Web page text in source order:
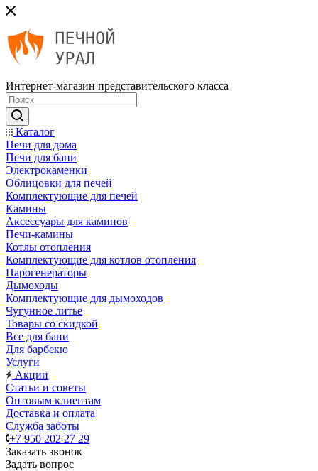
Интернет-магазин представительского класса
Каталог
Печи для дома
Печи для бани
Электрокаменки
Облицовки для печей
Комплектующие для печей
Камины
Аксессуары для каминов
Печи-камины
Котлы отопления
Комплектующие для котлов отопления
Парогенераторы
Дымоходы
Комплектующие для дымоходов
Чугунное литье
Товары со скидкой
Все для бани
Для барбекю
Услуги
Акции
Статьи и советы
Оптовым клиентам
Доставка и оплата
Служба заботы
+7 950 202 27 29
Заказать звонок
Задать вопрос